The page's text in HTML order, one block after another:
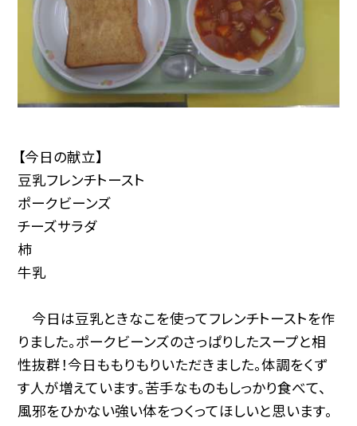
【今日の献立】
豆乳フレンチトースト
ポークビーンズ
チーズサラダ
柿
牛乳
今日は豆乳ときなこを使ってフレンチトーストを作
りました。ポークビーンズのさっぱりしたスープと相
性抜群！今日ももりもりいただきました。体調をくず
す人が増えています。苦手なものもしっかり食べて、
風邪をひかない強い体をつくってほしいと思います。